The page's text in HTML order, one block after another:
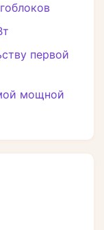
первой
мощной